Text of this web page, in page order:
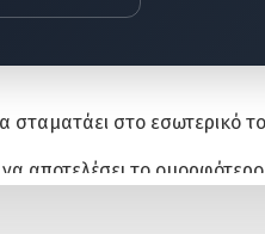
σταματάει στο εσωτερικό
αποτελέσει το